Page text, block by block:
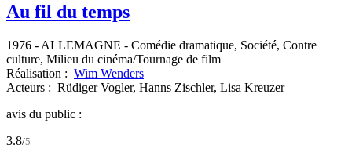
Au fil du temps
1976 - ALLEMAGNE - Comédie dramatique, Société, Contre
culture, Milieu du cinéma/Tournage de film
Réalisation : Wim Wenders
Acteurs : Rüdiger Vogler, Hanns Zischler, Lisa Kreuzer
avis du public :
3.8/5